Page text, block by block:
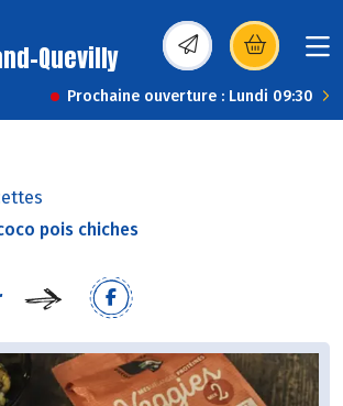
Quevilly (s’ouvre dans une
Prochaine ouverture : Lundi 09:30
pois chiches